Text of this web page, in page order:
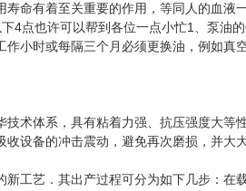
命有着至关重要的作用，等同人的血液
4点也许可以帮到各位一点小忙1、泵油
小时或每隔三个月必须更换油，例如真
术体系，具有粘着力强、抗压强度大等
设备的冲击震动，避免再次磨损，并大
工艺．其出产过程可分为如下几步：在